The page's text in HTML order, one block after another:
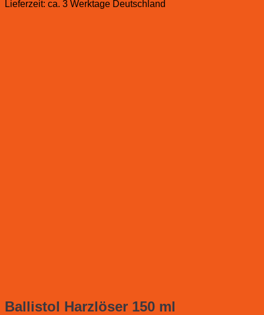
Lieferzeit: ca. 3 Werktage Deutschland
Ballistol Harzlöser 150 ml